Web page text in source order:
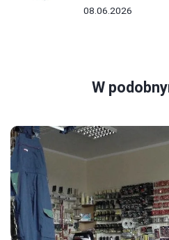
08.06.2026
W